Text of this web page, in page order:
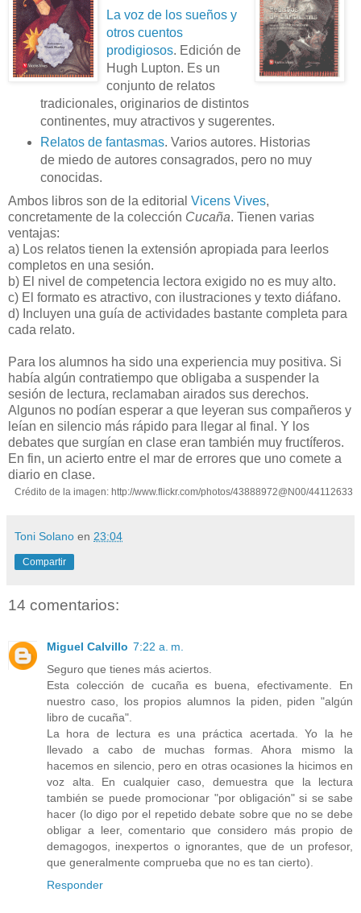
La voz de los sueños y
otros cuentos
prodigiosos. Edición de
Hugh Lupton. Es un
conjunto de relatos
tradicionales, originarios de distintos
continentes, muy atractivos y sugerentes.
Relatos de fantasmas. Varios autores. Historias
de miedo de autores consagrados, pero no muy
conocidas.
Ambos libros son de la editorial Vicens Vives,
concretamente de la colección Cucaña. Tienen varias
ventajas:
a) Los relatos tienen la extensión apropiada para leerlos
completos en una sesión.
b) El nivel de competencia lectora exigido no es muy alto.
c) El formato es atractivo, con ilustraciones y texto diáfano.
d) Incluyen una guía de actividades bastante completa para
cada relato.
Para los alumnos ha sido una experiencia muy positiva. Si
había algún contratiempo que obligaba a suspender la
sesión de lectura, reclamaban airados sus derechos.
Algunos no podían esperar a que leyeran sus compañeros y
leían en silencio más rápido para llegar al final. Y los
debates que surgían en clase eran también muy fructíferos.
En fin, un acierto entre el mar de errores que uno comete a
diario en clase.
Crédito de la imagen: http://www.flickr.com/photos/43888972@N00/44112633
Toni Solano en 23:04
Compartir
14 comentarios:
Miguel Calvillo 7:22 a. m.
Seguro que tienes más aciertos.
Esta colección de cucaña es buena, efectivamente. En
nuestro caso, los propios alumnos la piden, piden "algún
libro de cucaña".
La hora de lectura es una práctica acertada. Yo la he
llevado a cabo de muchas formas. Ahora mismo la
hacemos en silencio, pero en otras ocasiones la hicimos en
voz alta. En cualquier caso, demuestra que la lectura
también se puede promocionar "por obligación" si se sabe
hacer (lo digo por el repetido debate sobre que no se debe
obligar a leer, comentario que considero más propio de
demagogos, inexpertos o ignorantes, que de un profesor,
que generalmente comprueba que no es tan cierto).
Responder